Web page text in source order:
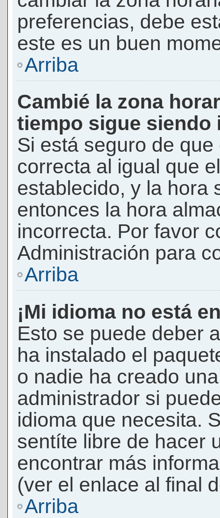
preferencias, debe
este es un buen
Arriba
Cambié la zona
tiempo sigue siendo
Si está seguro de
correcta al igual que
establecido, y la hora
entonces la hora
incorrecta. Por favor
Administración para
Arriba
¡Mi idioma no está
Esto se puede deber
ha instalado el
o nadie ha creado
administrador si
idioma que necesita.
sentíte libre de hacer
encontrar más
(ver el enlace al final
Arriba